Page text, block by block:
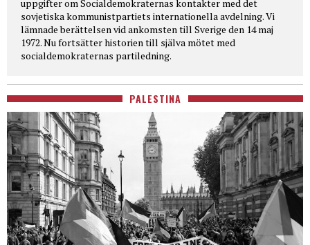
uppgifter om Socialdemokraternas kontakter med det
sovjetiska kommunistpartiets internationella avdelning. Vi
lämnade berättelsen vid ankomsten till Sverige den 14 maj
1972. Nu fortsätter historien till själva mötet med
socialdemokraternas partiledning.
PALESTINA